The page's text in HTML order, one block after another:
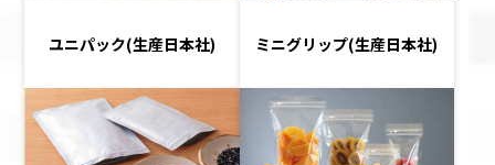
ユニパック(生産日本社) ミニグリップ(生産日本社)